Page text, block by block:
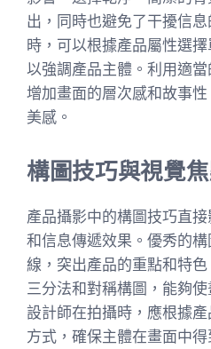
出，同時也避免了干擾信
時，可以根據產品屬性選
以強調產品主體。利用適
增加畫面的層次感和故事
美感。
構圖技巧與視覺
產品攝影中的構圖技巧直
和信息傳遞效果。優秀的
線，突出產品的重點和特
三分法和對稱構圖，能夠
設計師在拍攝時，應根據
方式，確保主體在畫面中